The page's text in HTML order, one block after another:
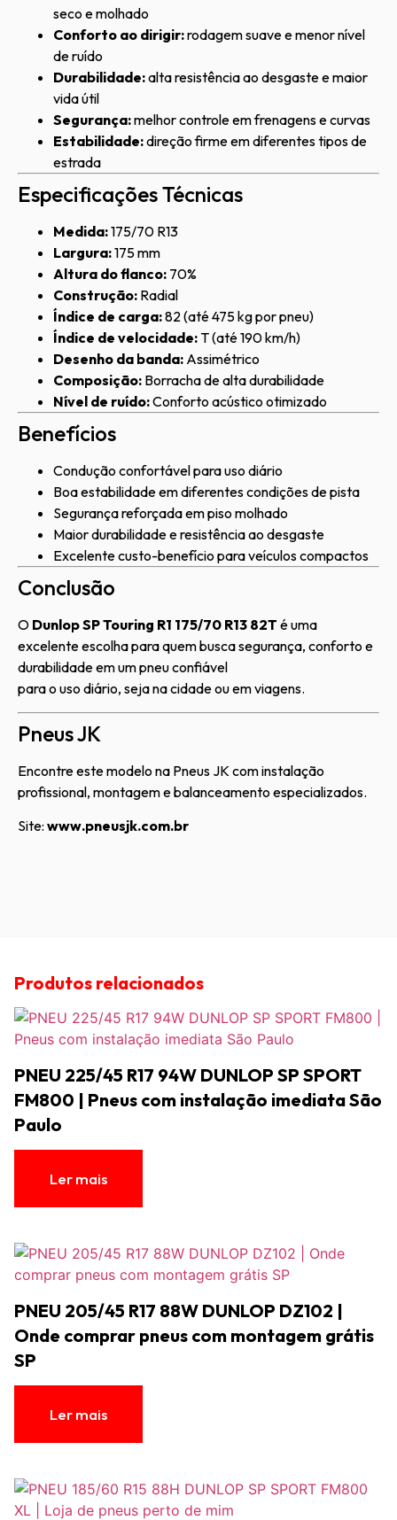
seco e molhado
Conforto ao dirigir:rodagem suave e menor nível
de ruído
Durabilidade:alta resistência ao desgaste e maior
vida útil
Segurança:melhor controle em frenagens e curvas
Estabilidade:direção firme em diferentes tipos de
estrada
Especificações Técnicas
Medida:175/70 R13
Largura:175 mm
Altura do flanco: 70%
Construção: Radial
Índice de carga:82 (até 475 kg por pneu)
Índice de velocidade:T (até 190 km/h)
Desenho da banda: Assimétrico
Composição: Borracha de alta durabilidade
Nível de ruído:Conforto acústico otimizado
Benefícios
Condução confortável para uso diário
Boa estabilidade em diferentes condições de pista
Segurança reforçada em piso molhado
Maior durabilidade e resistência ao desgaste
Excelente custo-benefício para veículos compactos
Conclusão
O Dunlop SP Touring R1 175/70 R13 82T é uma
excelente escolha para quem busca segurança, conforto e
durabilidade em um pneu confiável
para o uso diário, seja na cidade ou em viagens.
Pneus JK
Encontre este modelo na Pneus JK com instalação
profissional, montagem e balanceamento especializados.
Site: www.pneusjk.com.br
Produtos relacionados
PNEU 225/45 R17 94W DUNLOP SP SPORT
FM800 | Pneus com instalação imediata São
Paulo
Ler mais
PNEU 205/45 R17 88W DUNLOP DZ102 |
Onde comprar pneus com montagem grátis
SP
Ler mais